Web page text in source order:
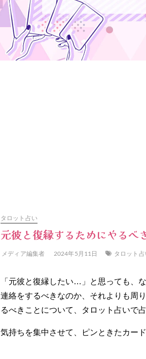
タロット占い
元彼と復縁するためにやるべ
メディア編集者 2024年5月11日 タロット
「元彼と復縁したい…」と思っても、
連絡をするべきなのか、それよりも周
るべきことについて、タロット占いで
気持ちを集中させて、ピンときたカー